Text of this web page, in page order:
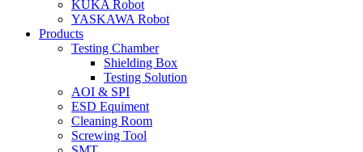
KUKA Robot
YASKAWA Robot
Products
Testing Chamber
Shielding Box
Testing Solution
AOI & SPI
ESD Equiment
Cleaning Room
Screwing Tool